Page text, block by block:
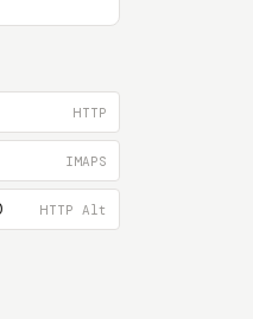
HTTP
IMAPS
HTTP Alt